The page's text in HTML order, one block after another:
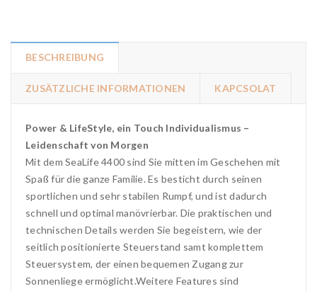
BESCHREIBUNG
ZUSÄTZLICHE INFORMATIONEN KAPCSOLAT
Power & LifeStyle, ein Touch Individualismus –
Leidenschaft von Morgen
Mit dem SeaLife 4400 sind Sie mitten im Geschehen mit
Spaß für die ganze Familie. Es besticht durch seinen
sportlichen und sehr stabilen Rumpf, und ist dadurch
schnell und optimal manövrierbar. Die praktischen und
technischen Details werden Sie begeistern, wie der
seitlich positionierte Steuerstand samt komplettem
Steuersystem, der einen bequemen Zugang zur
Sonnenliege ermöglicht.Weitere Features sind